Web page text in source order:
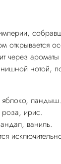
через
нотой,
яблоко, ландыш.
ирис.
ваниль.